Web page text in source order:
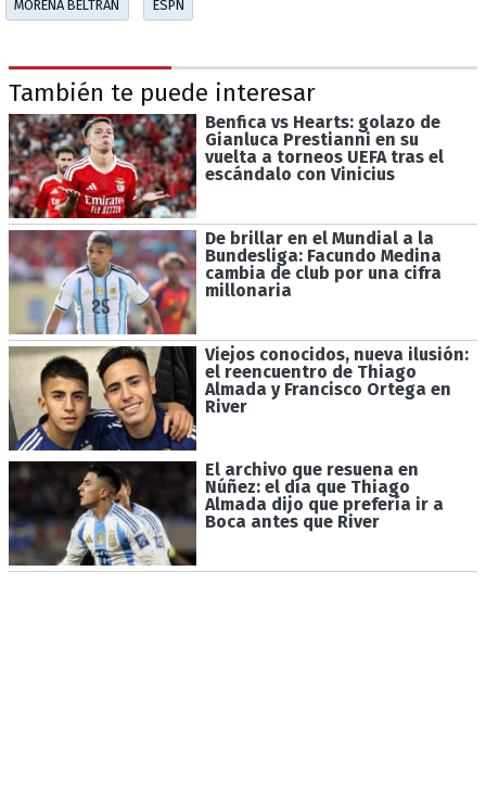
MORENA BELTRÁN ESPN
También te puede interesar
Benfica vs Hearts: golazo de
Gianluca Prestianni en su
vuelta a torneos UEFA tras el
escándalo con Vinicius
De brillar en el Mundial a la
Bundesliga: Facundo Medina
cambia de club por una cifra
millonaria
Viejos conocidos, nueva ilusión:
el reencuentro de Thiago
Almada y Francisco Ortega en
River
El archivo que resuena en
Núñez: el día que Thiago
Almada dijo que prefería ir a
Boca antes que River